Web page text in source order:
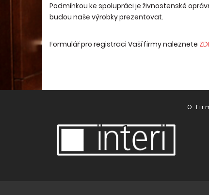
Podmínkou ke spolupráci je živnostenské
budou naše výrobky prezentovat.
Formulář pro registraci Vaší firmy naleznete
O